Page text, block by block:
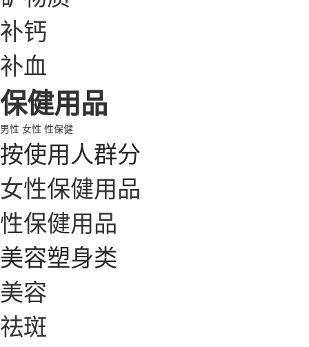
补钙
补血
保健用品
男性 女性 性保健
按使用人群分
女性保健用品
性保健用品
美容塑身类
美容
祛斑